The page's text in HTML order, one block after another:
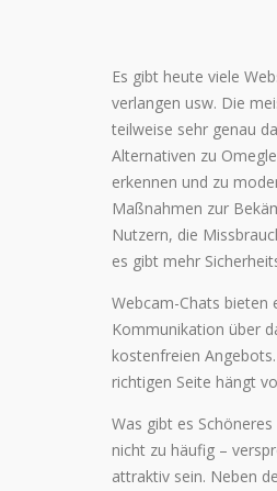
Es gibt heute viele
verlangen usw. Die
teilweise sehr genau
Alternativen zu
erkennen und zu
Maßnahmen zur
Nutzern, die
es gibt mehr
Webcam-Chats
Kommunikation über
kostenfreien
richtigen Seite hängt
Was gibt es
nicht zu häufig –
attraktiv sein. Neben